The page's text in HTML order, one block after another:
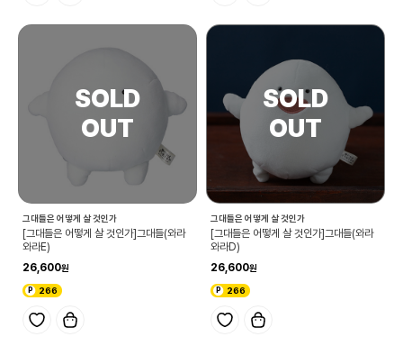
그대들은 어떻게 살 것인가
[그대들은 어떻게 살 것인가]그대들(와라
와라E)
26,600
266
그대들은 어떻게 살 것인가
[그대들은 어떻게 살 것인가]그대들(와라
와라D)
26,600
266